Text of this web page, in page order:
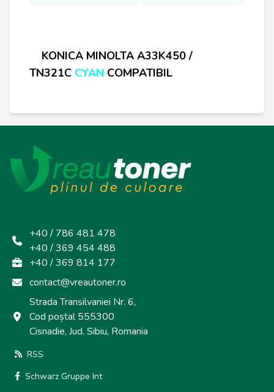
KONICA MINOLTA A33K450 /
TN321C CYAN COMPATIBIL
+40 / 786 481 478
+40 / 369 454 488
+40 / 369 814 177
contact@vreautoner.ro
Strada Transilvaniei Nr. 6,
Cod poștal 555300
Cisnadie, Jud. Sibiu, Romania
RSS
Schwarz Gruppe Int